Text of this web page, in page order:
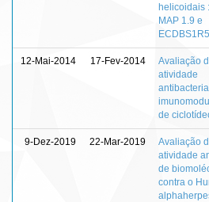
helicoidais
MAP 1.9 e
ECDBS1R5
12-Mai-2014 17-Fev-2014
Avaliação
atividade
de
9-Dez-2019 22-Mar-2019
Avaliação
atividade
de
contra o